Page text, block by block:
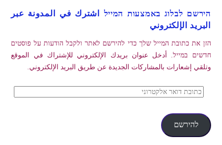
הירשם לבלוג באמצעות המייל اشترك في المدونة عبر
البريد الإلكتروني
הזן את כתובת המייל שלך כדי להירשם לאתר ולקבל הודעות על פוסטים
חדשים במייל. أدخل عنوان بريدك الإلكتروني للإشتراك في الموقع
وتلقي إشعارات بالمشاركات الجديدة عن طريق البريد الإلكتروني.
כתובת
אלקטרוני
להירשם